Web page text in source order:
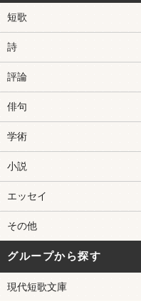
短歌
詩
評論
俳句
学術
小説
エッセイ
その他
グループから探す
現代短歌文庫